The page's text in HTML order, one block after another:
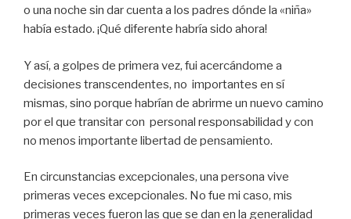
o una noche sin dar cuenta a los padres dónde la «niña»
había estado. ¡Qué diferente habría sido ahora!
Y así, a golpes de primera vez, fui acercándome a
decisiones transcendentes, no importantes en sí
mismas, sino porque habrían de abrirme un nuevo camino
por el que transitar con personal responsabilidad y con
no menos importante libertad de pensamiento.
En circunstancias excepcionales, una persona vive
primeras veces excepcionales. No fue mi caso, mis
primeras veces fueron las que se dan en la generalidad